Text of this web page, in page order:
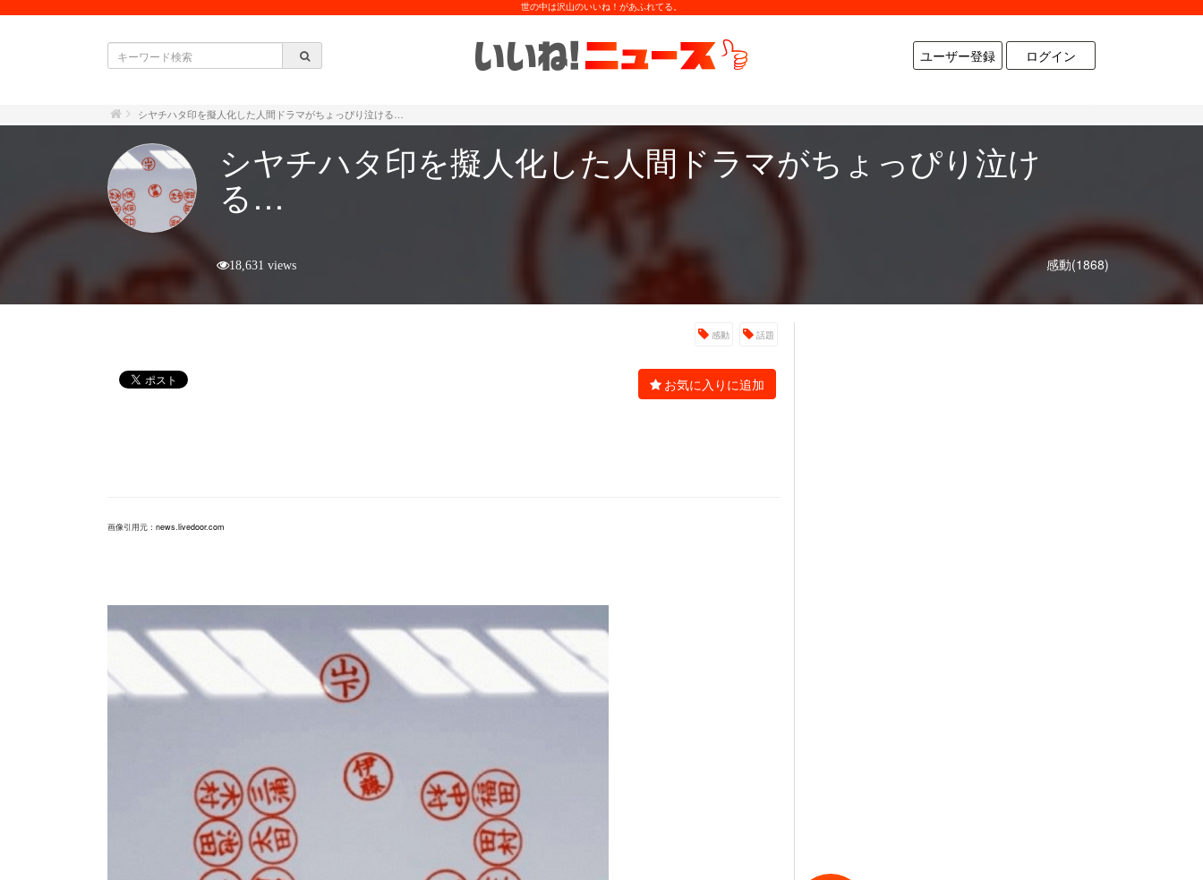
世の中は沢山のいいね！があふれてる。
ユーザー登録 ログイン
シヤチハタ印を擬人化した人間ドラマがちょっぴり泣ける…
シヤチハタ印を擬人化した人間ドラマがちょっぴり泣け
る…
感動(1868)
18,631 views
感動 話題
お気に入りに追加
画像引用元： news.livedoor.com